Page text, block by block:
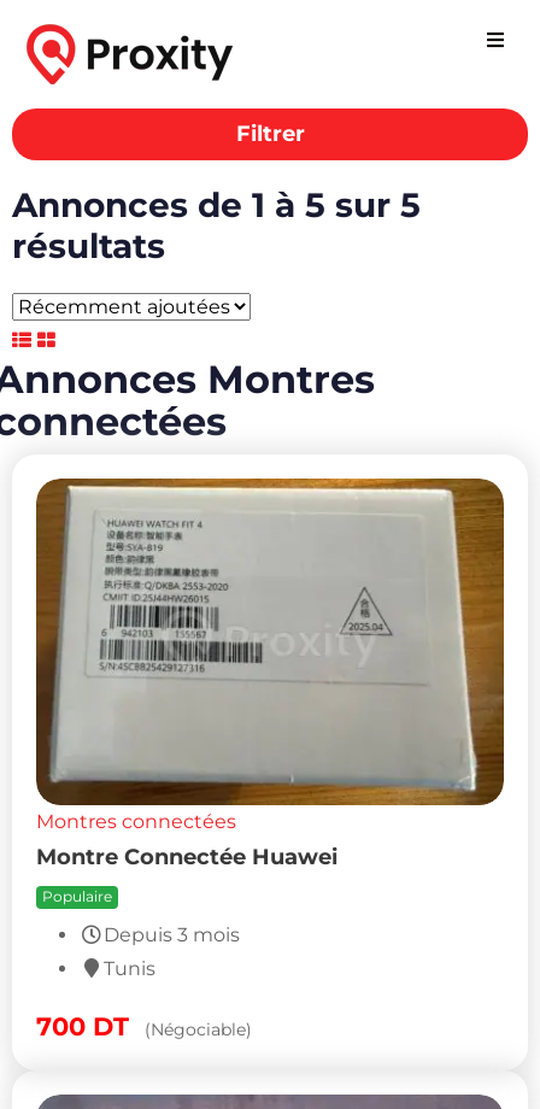
Filtrer
Annonces Montres
connectées
Annonces de 1 à 5 sur 5
résultats
Montres connectées
Montre Connectée Huawei
Populaire
Depuis 3 mois
Tunis
700 DT (Négociable)